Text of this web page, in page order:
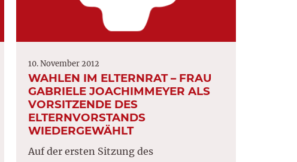
10. November 2012
WAHLEN IM ELTERNRAT – FRAU
GABRIELE JOACHIMMEYER ALS
VORSITZENDE DES
ELTERNVORSTANDS
WIEDERGEWÄHLT
Auf der ersten Sitzung des